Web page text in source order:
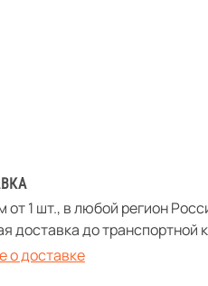
от 1 шт., в любой регион
доставка до транспортной
о доставке